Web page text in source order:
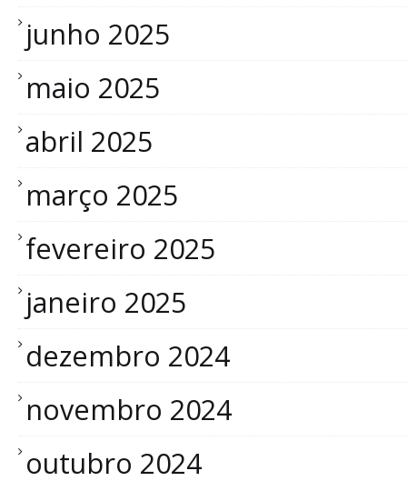
junho 2025
maio 2025
abril 2025
março 2025
fevereiro 2025
janeiro 2025
dezembro 2024
novembro 2024
outubro 2024